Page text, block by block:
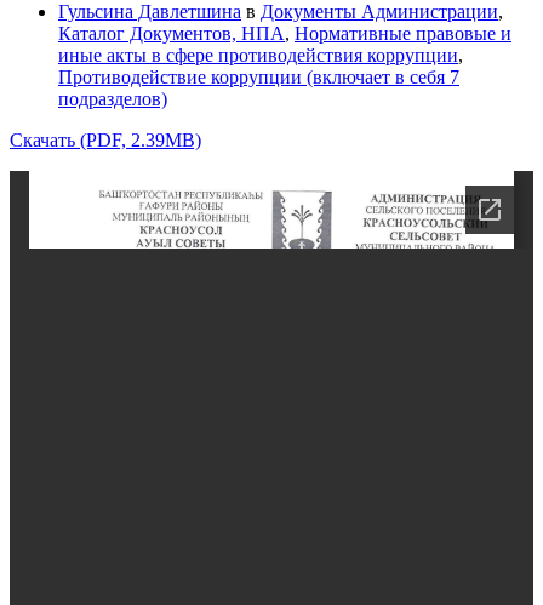
Гульсина Давлетшина в Документы Администрации,
Каталог Документов, НПА, Нормативные правовые и
иные акты в сфере противодействия коррупции,
Противодействие коррупции (включает в себя 7
подразделов)
Скачать (PDF, 2.39MB)